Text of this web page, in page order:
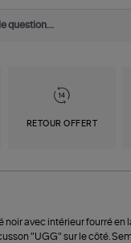
RETOUR OFFERT
noir avec intérieur fourré en
"UGG" sur le côté.